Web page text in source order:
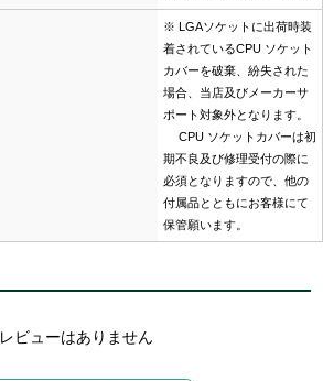
※ LGAソケットに出荷時装
着されているCPU ソケット
カバーを破棄、紛失された
場合、当店及びメーカーサ
ポート対象外となります。
CPU ソケットカバーは初
期不良及び修理受付の際に
必須となりますので、他の
付属品とともにお客様にて
保管願います。
レビューはありません